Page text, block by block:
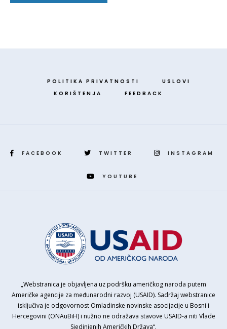
POLITIKA PRIVATNOSTI
USLOVI
KORIŠTENJA
FEEDBACK
FACEBOOK TWITTER INSTAGRAM
YOUTUBE
„Webstranica je objavljena uz podršku američkog naroda putem
Američke agencije za međunarodni razvoj (USAID). Sadržaj webstranice
isključiva je odgovornost Omladinske novinske asocijacije u Bosni i
Hercegovini (ONAuBiH) i nužno ne odražava stavove USAID-a niti Vlade
Sjedinjenih Američkih Država“.